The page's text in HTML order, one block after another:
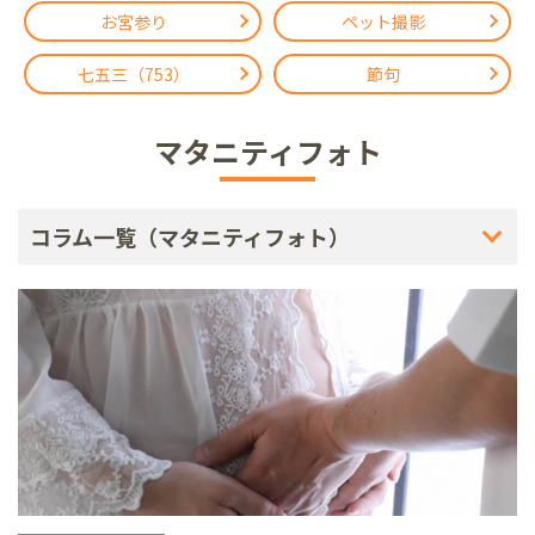
お宮参り ペット撮影
七五三（753） 節句
マタニティフォト
コラム一覧（マタニティフォト）